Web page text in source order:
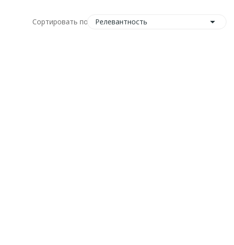
Сортировать по: Релевантность 